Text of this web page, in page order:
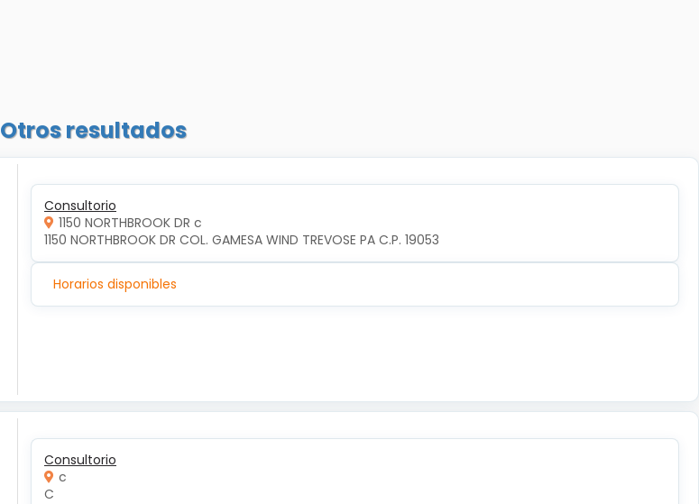
Otros resultados
Consultorio
1150 NORTHBROOK DR c
1150 NORTHBROOK DR COL. GAMESA WIND TREVOSE PA C.P. 19053
Horarios disponibles
Consultorio
c
C